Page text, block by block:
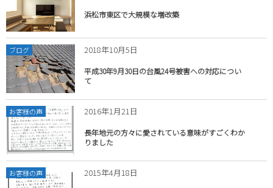
浜松市東区で大規模な増改築
ブログ 2018年10月5日
平成30年9月30日の台風24号被害への対応につい
て
お客様の声 2016年1月21日
長年地元の方々に愛されている意味がすごくわか
りました
お客様の声 2015年4月18日